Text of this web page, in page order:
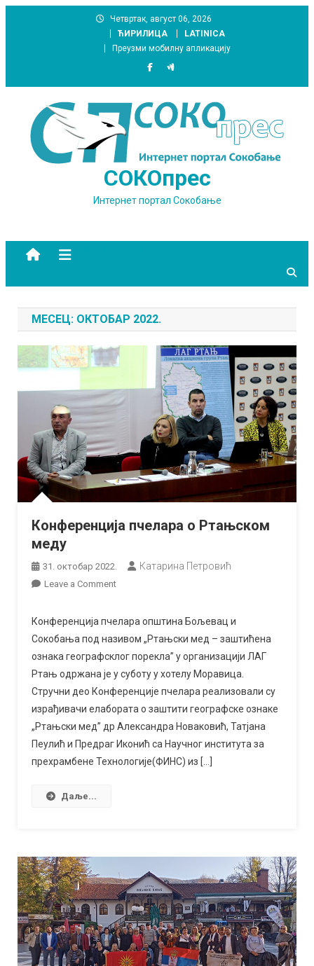
Четвртак, август 06, 2026
ЋИРИЛИЦА
LATINICA
Преузми мобилну апликацију
СОКОпрес
Интернет портал Сокобање
МЕСЕЦ: ОКТОБАР 2022.
Конференција пчелара о Ртањском
меду
31. октобар 2022. Катарина Петровић
Leave a Commenton
Ртањском
меду
Конференција пчелара општина Бољевац и
Сокобања под називом „Ртањски мед – заштићена
ознака географсклог порекла” у организацији ЛАГ
Ртањ одржана је у суботу у хотелу Моравица.
Стручни део Конференције пчелара реализовали су
израђивачи елабората о заштити географске ознаке
„Ртањски мед” др Александра Новаковић, Татјана
Пеулић и Предраг Иконић са Научног института за
прехрамбене Технологије(ФИНС) из […]
Даље...